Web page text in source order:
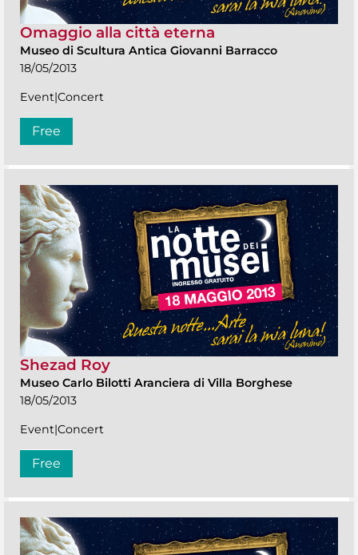
Omaggio alla città eterna
Museo di Scultura Antica Giovanni Barracco
18/05/2013
Event|Concert
Free
Shezad Roy
Museo Carlo Bilotti Aranciera di Villa Borghese
18/05/2013
Event|Concert
Free